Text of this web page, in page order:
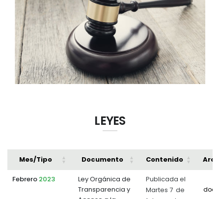
Cédulas presupuestarias y balances
Procesos de contratación
Ejecución Presupuestaria
Obras y proyectos
LEYES
Mes/Tipo Documento Contenido
Febrero 2023
Ley Orgánica de
Transparencia y
Publicada el
Martes 7 de